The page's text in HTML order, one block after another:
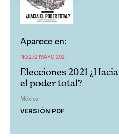
Aparece en:
NO.272 MAYO 2021
Elecciones 2021 ¿Hacia
el poder total?
México
VERSIÓN PDF